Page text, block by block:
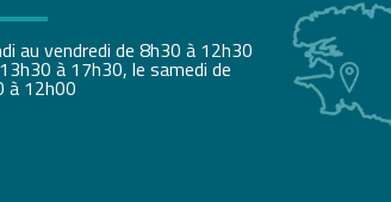
au vendredi de 8h30 à 12h30
à 17h30, le samedi de
à 12h00